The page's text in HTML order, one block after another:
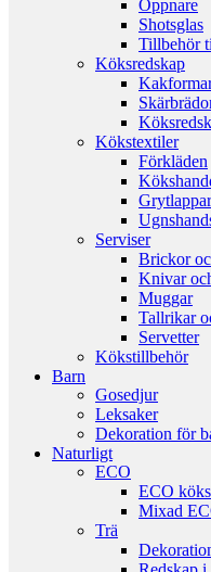
Öppnare
Shotsglas
Tillbehör
Köksredskap
Kökstextiler
Förkläden
Grytlappar
Serviser
Brickor
Knivar
Muggar
Tallrikar
Servetter
Kökstillbehör
Barn
Gosedjur
Leksaker
Dekoration för
Naturligt
ECO
ECO
Mixad
Trä